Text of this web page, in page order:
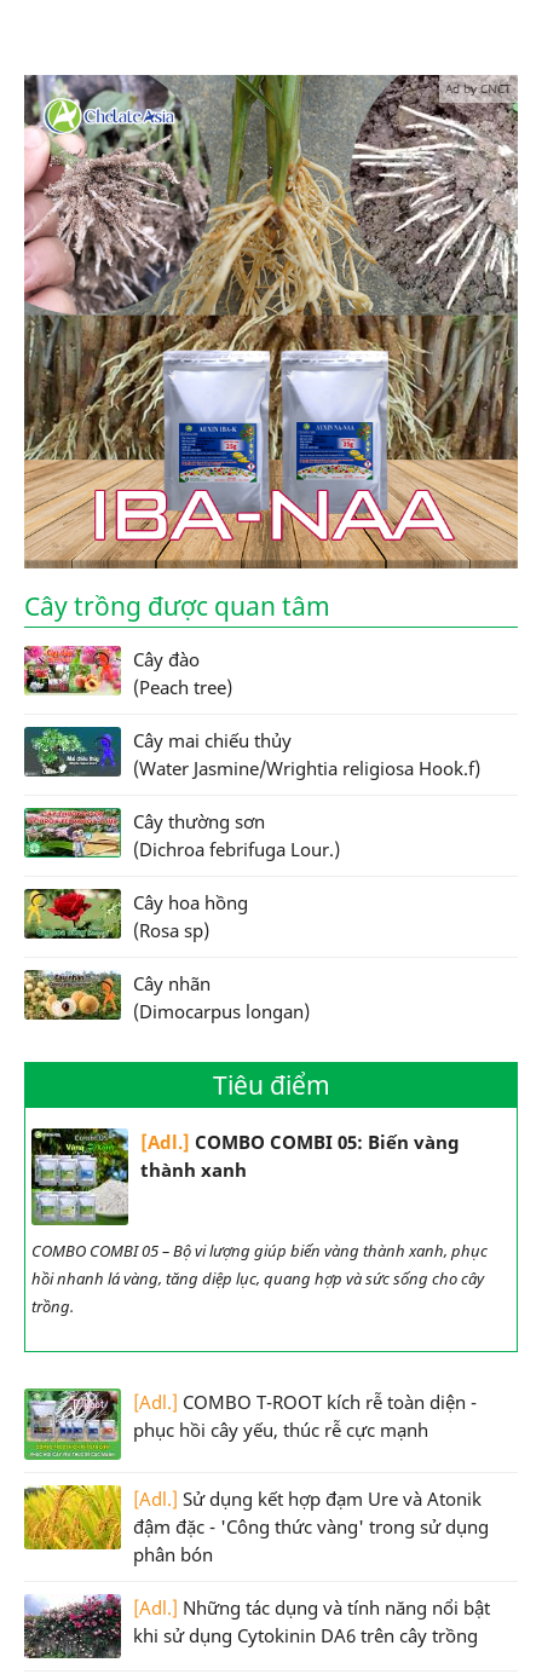
Ad by CNCT
Cây trồng được quan tâm
Cây đào
(Peach tree)
Cây mai chiếu thủy
(Water Jasmine/Wrightia religiosa Hook.f)
Cây thường sơn
(Dichroa febrifuga Lour.)
Cây hoa hồng
(Rosa sp)
Cây nhãn
(Dimocarpus longan)
Tiêu điểm
[Adl.] COMBO COMBI 05: Biến vàng
thành xanh
COMBO COMBI 05 – Bộ vi lượng giúp biến vàng thành xanh, phục
hồi nhanh lá vàng, tăng diệp lục, quang hợp và sức sống cho cây
trồng.
[Adl.] COMBO T-ROOT kích rễ toàn diện -
phục hồi cây yếu, thúc rễ cực mạnh
[Adl.] Sử dụng kết hợp đạm Ure và Atonik
đậm đặc - 'Công thức vàng' trong sử dụng
phân bón
[Adl.] Những tác dụng và tính năng nổi bật
khi sử dụng Cytokinin DA6 trên cây trồng